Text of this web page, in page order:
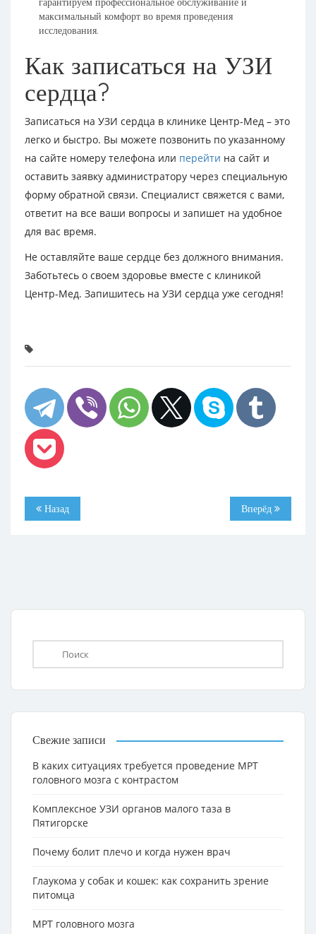
максимальный комфорт во время проведения
исследования.
Как записаться на УЗИ
сердца?
Записаться на УЗИ сердца в клинике Центр-Мед – это
легко и быстро. Вы можете позвонить по указанному
на сайте номеру телефона или перейти на сайт и
оставить заявку администратору через специальную
форму обратной связи. Специалист свяжется с вами,
ответит на все ваши вопросы и запишет на удобное
для вас время.
Не оставляйте ваше сердце без должного внимания.
Заботьтесь о своем здоровье вместе с клиникой
Центр-Мед. Запишитесь на УЗИ сердца уже сегодня!
Назад Вперёд
Свежие записи
В каких ситуациях требуется проведение МРТ
головного мозга с контрастом
Комплексное УЗИ органов малого таза в
Пятигорске
Почему болит плечо и когда нужен врач
Глаукома у собак и кошек: как сохранить зрение
питомца
МРТ головного мозга